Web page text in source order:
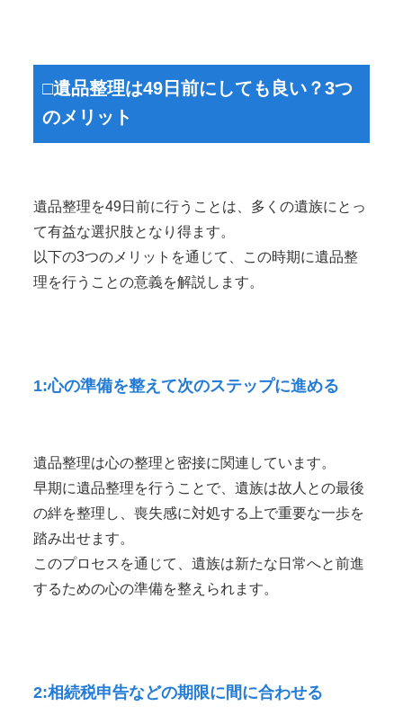
□遺品整理は49日前にしても良い？3つ
のメリット
遺品整理を49日前に行うことは、多くの遺族にとっ
て有益な選択肢となり得ます。
以下の3つのメリットを通じて、この時期に遺品整
理を行うことの意義を解説します。
1:心の準備を整えて次のステップに進める
遺品整理は心の整理と密接に関連しています。
早期に遺品整理を行うことで、遺族は故人との最後
の絆を整理し、喪失感に対処する上で重要な一歩を
踏み出せます。
このプロセスを通じて、遺族は新たな日常へと前進
するための心の準備を整えられます。
2:相続税申告などの期限に間に合わせる